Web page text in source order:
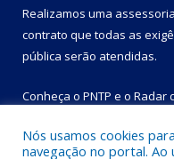
Realizamos uma assessoria
contrato que todas as
pública serão atendidas.
Conheça o PNTP e o Radar
Nós usamos cookies
navegação no portal.